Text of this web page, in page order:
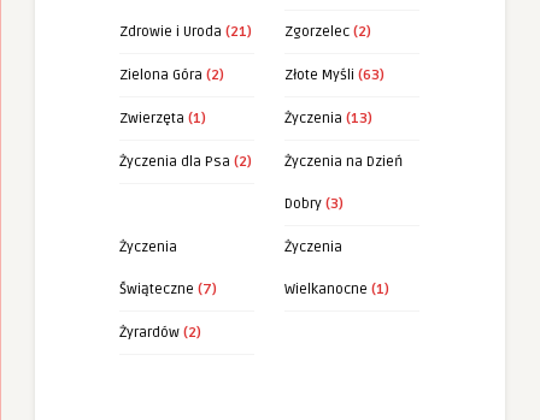
Zdrowie i Uroda (21) Zgorzelec (2)
Zielona Góra (2) Złote Myśli (63)
Zwierzęta (1) Życzenia (13)
Życzenia dla Psa (2) Życzenia na Dzień
Dobry (3)
Życzenia
Świąteczne (7)
Życzenia
Wielkanocne (1)
Żyrardów (2)